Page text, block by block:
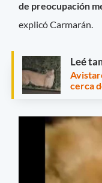
de preocupación
explicó Carmarán.
Leé
cerca